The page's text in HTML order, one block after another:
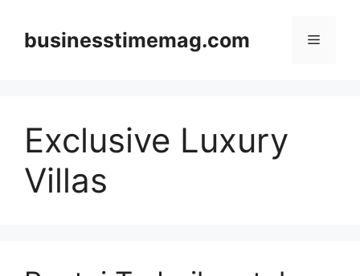
contentbusinesstimemag.com Menu
Exclusive Luxury
Villas